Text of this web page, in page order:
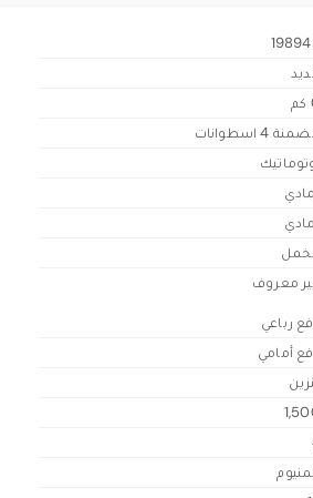
4 اسطوانات
معروف
رباعي
أمامي